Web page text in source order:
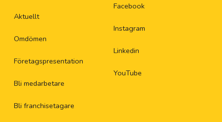
Aktuellt
Omdömen
Företagspresentation
Bli medarbetare
Bli franchisetagare
Facebook
Instagram
Linkedin
YouTube